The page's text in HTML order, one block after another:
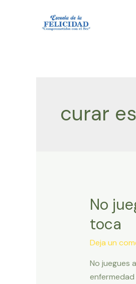
curar
No
toca
Deja un
No juegues